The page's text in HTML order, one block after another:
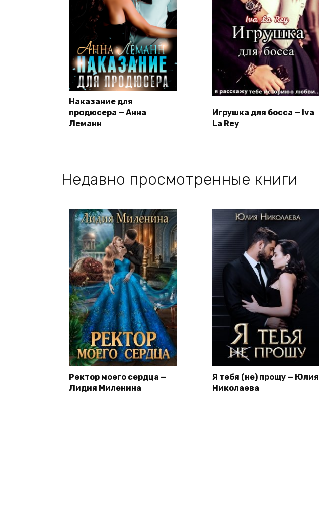
Наказание для
продюсера — Анна
Леманн
Игрушка для босса — Iva
La Rey
Недавно просмотренные книги
Ректор моего сердца —
Лидия Миленина
Я тебя (не) прощу — Юлия
Николаева